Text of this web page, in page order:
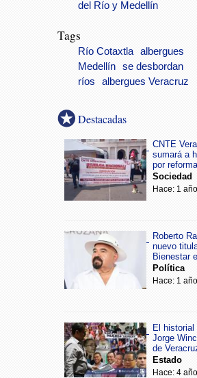
del Río y Medellín
Tags
Río Cotaxtla
albergues
Medellín
se desbordan
ríos
albergues Veracruz
Destacadas
CNTE
sumará a
por
Sociedad
Hace: 1
Roberto
nuevo
Bienestar
Política
Hace: 1
El historial
Jorge
de
Estado
Hace: 4